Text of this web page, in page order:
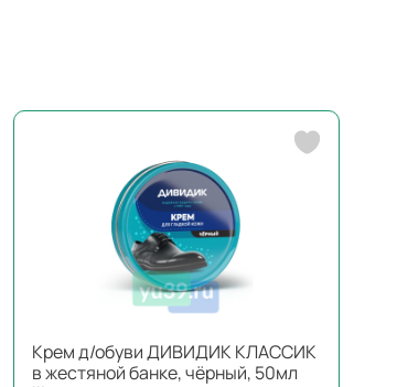
Крем д/обуви ДИВИДИК КЛАССИК
в жестяной банке, чёрный, 50мл